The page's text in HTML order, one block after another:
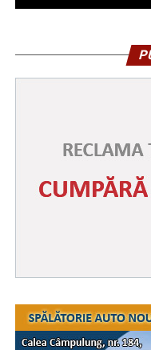
afectați să manifeste
bunăvoință”, a